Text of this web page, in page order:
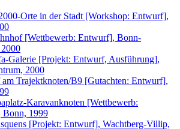
Orte in der Stadt [Workshop: Entwurf],
[Wettbewerb: Entwurf], Bonn-
Galerie [Projekt: Entwurf, Ausführung],
2000
Trajektknoten/B9 [Gutachten: Entwurf],
Karavanknoten [Wettbewerb:
1999
[Projekt: Entwurf], Wachtberg-Villip,